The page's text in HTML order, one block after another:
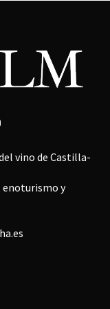
vino de Castilla-
enoturismo y